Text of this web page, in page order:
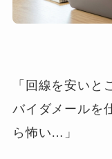
「回線を安いと
バイダメールを
ら怖い…」